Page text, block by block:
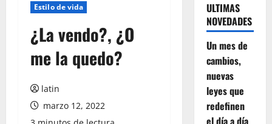
Estilo de vida
¿La vendo?, ¿O
me la quedo?
latin
marzo 12, 2022
ULTIMAS
NOVEDADES
Un mes de
cambios,
nuevas
leyes que
redefinen
el día a día